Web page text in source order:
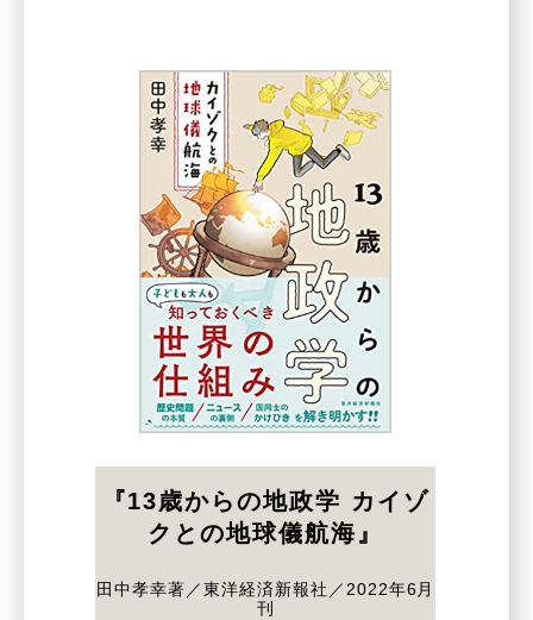
『13歳からの地政学 カイゾ
クとの地球儀航海』
田中孝幸著／東洋経済新報社／2022年6月
刊